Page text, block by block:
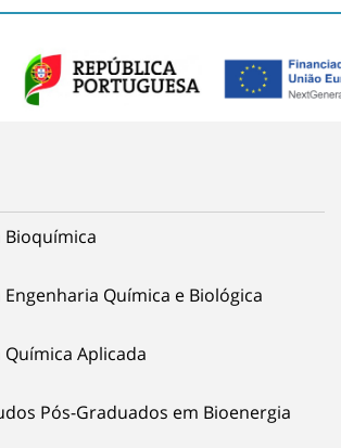
Bioquímica
Química e Biológica
Aplicada
Pós-Graduados em Bioenergia